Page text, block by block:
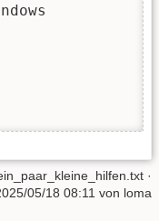
·
05/18 08:11 von loma